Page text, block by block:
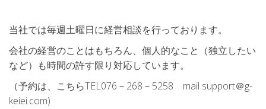
当社では毎週土曜日に経営相談を行っております。
会社の経営のことはもちろん、個人的なこと（独立したい
など）も時間の許す限り対応しています。
（予約は、こちらTEL076－268－5258 mail support＠g-
keiei.com)